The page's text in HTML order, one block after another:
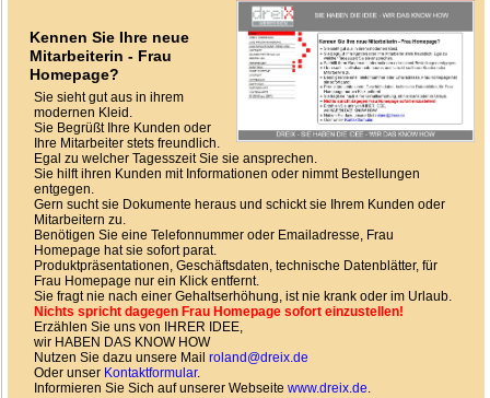
Kennen Sie Ihre neue
Mitarbeiterin - Frau
Homepage?
Sie sieht gut aus in ihrem
modernen Kleid.
Sie Begrüßt Ihre Kunden oder
Ihre Mitarbeiter stets freundlich.
Egal zu welcher Tagesszeit Sie sie ansprechen.
Sie hilft ihren Kunden mit Informationen oder nimmt Bestellungen
entgegen.
Gern sucht sie Dokumente heraus und schickt sie Ihrem Kunden oder
Mitarbeitern zu.
Benötigen Sie eine Telefonnummer oder Emailadresse, Frau
Homepage hat sie sofort parat.
Produktpräsentationen, Geschäftsdaten, technische Datenblätter, für
Frau Homepage nur ein Klick entfernt.
Sie fragt nie nach einer Gehaltserhöhung, ist nie krank oder im Urlaub.
Nichts spricht dagegen Frau Homepage sofort einzustellen!
Erzählen Sie uns von IHRER IDEE,
wir HABEN DAS KNOW HOW
Nutzen Sie dazu unsere Mail roland@dreix.de
Oder unser Kontaktformular.
Informieren Sie Sich auf unserer Webseite www.dreix.de.